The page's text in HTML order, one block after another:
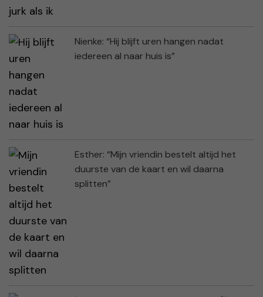
Nienke: “Hij blijft uren hangen nadat
iedereen al naar huis is”
Esther: “Mijn vriendin bestelt altijd het
duurste van de kaart en wil daarna
splitten”